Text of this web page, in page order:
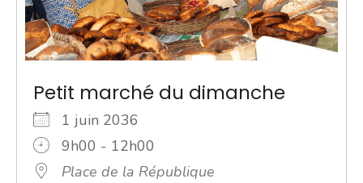
Petit marché du dimanche
1 juin 2036
9h00 - 12h00
Place de la République